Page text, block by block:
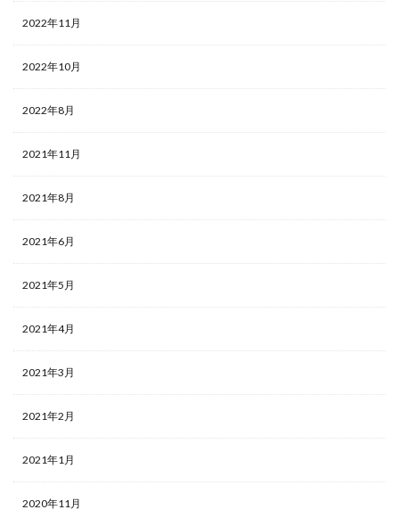
2022年11月
2022年10月
2022年8月
2021年11月
2021年8月
2021年6月
2021年5月
2021年4月
2021年3月
2021年2月
2021年1月
2020年11月